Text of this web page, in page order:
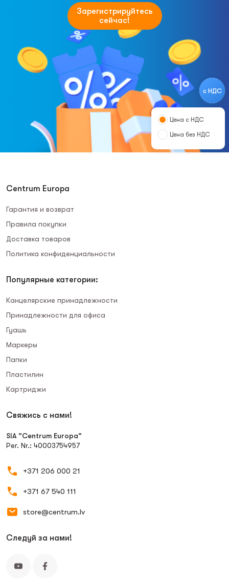
с НДС
Цена с НДС
Цена без НДС
Зарегистрируйтесь
сейчас!
Centrum Europa
Гарантия и возврат
Правила покупки
Доставка товаров
Политика конфиденциальности
Популярные категории:
Канцелярские принадлежности
Принадлежности для офиса
Гуашь
Маркеры
Папки
Пластилин
Картриджи
Свяжись с нами!
SIA "Centrum Europa"
Рег. Nr.: 40003754957
+371 206 000 21
+371 67 540 111
store@centrum.lv
Следуй за нами!